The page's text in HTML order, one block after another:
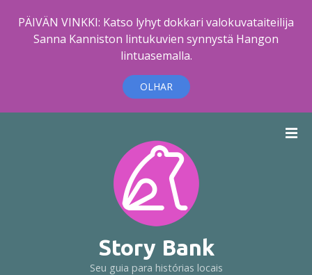
PÄIVÄN VINKKI: Katso lyhyt dokkari valokuvataiteilija
Sanna Kanniston lintukuvien synnystä Hangon
lintuasemalla.
OLHAR
Story Bank
Seu guia para histórias locais